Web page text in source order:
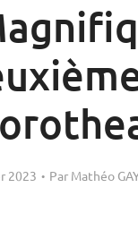
2023 Par Mathéo